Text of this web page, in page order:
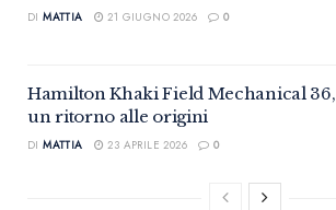
DI MATTIA 21 GIUGNO 2026 0
Hamilton Khaki Field Mechanical 36,
un ritorno alle origini
DI MATTIA 23 APRILE 2026 0